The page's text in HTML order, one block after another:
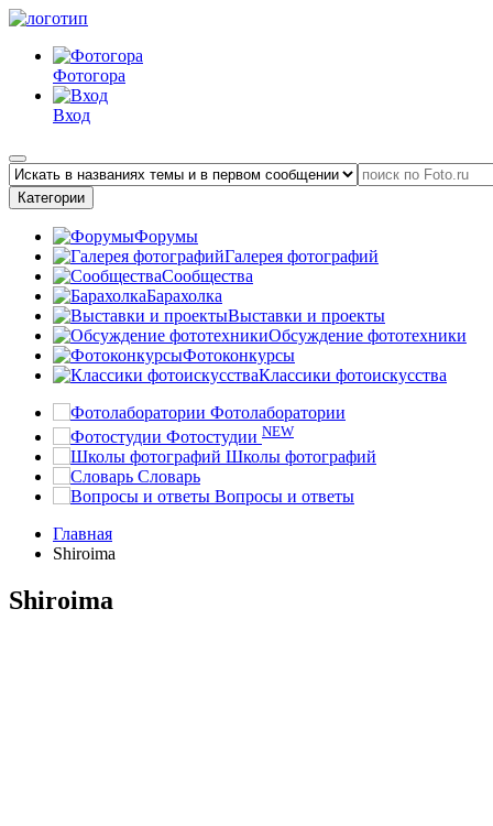
Фотогора
Вход
Категории
Форумы
Галерея фотографий
Сообщества
Барахолка
Выставки и проекты
Обсуждение фототехники
Фотоконкурсы
Классики фотоискусства
Фотолаборатории
Фотостудии NEW
Школы фотографий
Словарь
Вопросы и ответы
Главная
Shiroima
Shiroima